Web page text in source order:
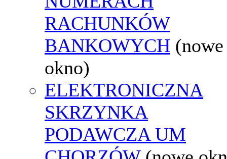
RACHUNKÓW
BANKOWYCH (nowe
okno)
ELEKTRONICZNA
SKRZYNKA
PODAWCZA UM